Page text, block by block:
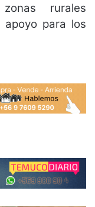
rurales
apoyo para los